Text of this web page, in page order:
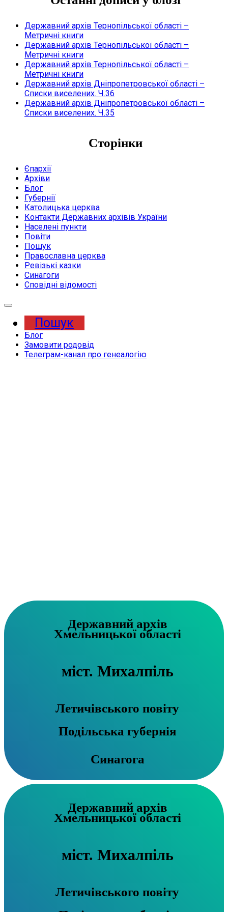
Державний архів Тернопільської області –
Метричні книги
Державний архів Тернопільської області –
Метричні книги
Державний архів Тернопільської області –
Метричні книги
Державний архів Дніпропетровської області –
Списки виселених. Ч.36
Державний архів Дніпропетровської області –
Списки виселених. Ч.35
Сторінки
Єпархії
Архіви
Блог
Губернії
Католицька церква
Контакти Державних архівів України
Населені пункти
Повіти
Пошук
Православна церква
Ревізькі казки
Синагоги
Сповідні відомості
Пошук
Блог
Замовити родовід
Телеграм-канал про генеалогію
Державний архів
Хмельницької області
міст. Михалпіль
Летичівського повіту
Подільська губернія
Синагога
Державний архів
Хмельницької області
міст. Михалпіль
Летичівського повіту